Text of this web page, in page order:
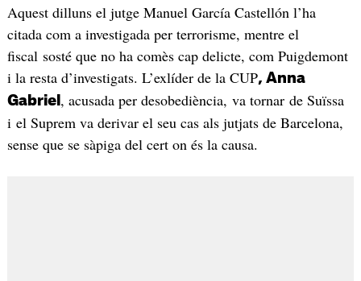
Aquest dilluns el jutge Manuel García Castellón l’ha
citada com a investigada per terrorisme, mentre el
fiscal sosté que no ha comès cap delicte, com Puigdemont
i la resta d’investigats. L’exlíder de la CUP, Anna
Gabriel , acusada per desobediència, va tornar de Suïssa
i el Suprem va derivar el seu cas als jutjats de Barcelona,
sense que se sàpiga del cert on és la causa.